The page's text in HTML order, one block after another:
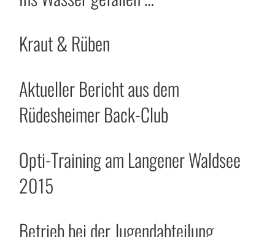
Kraut & Rüben
Aktueller Bericht aus dem
Rüdesheimer Back-Club
Opti-Training am Langener Waldsee
2015
Betrieb bei der Jugendabteilung